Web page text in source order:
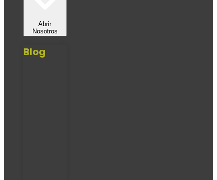
Abrir
Nosotros
Blog